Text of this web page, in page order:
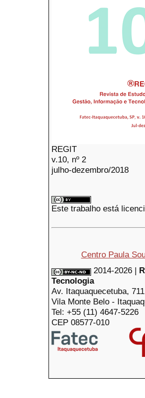
REGIT
v.10, nº 2
julho-dezembro/2018
Este trabalho está
Centro Paula
2014-2026 |
Tecnologia
Av. Itaquaquecetuba, 711
Vila Monte Belo -
Tel: +55 (11) 4647-5226
CEP 08577-010